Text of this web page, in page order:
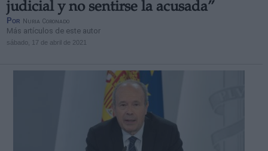
judicial y no sentirse la acusada”
Por Nuria Coronado
Más artículos de este autor
sábado, 17 de abril de 2021